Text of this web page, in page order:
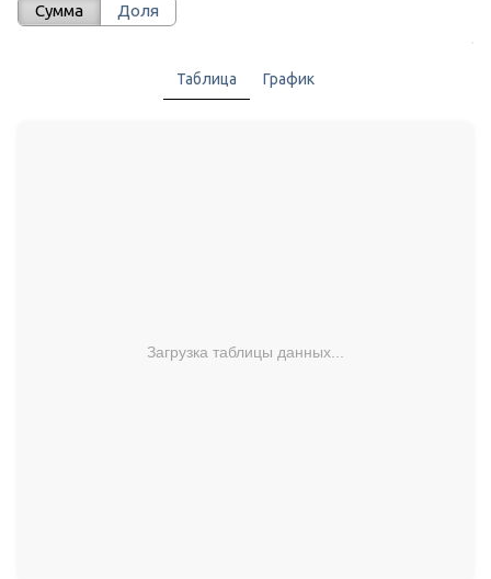
Сумма Доля
Таблица График
Загрузка таблицы данных...